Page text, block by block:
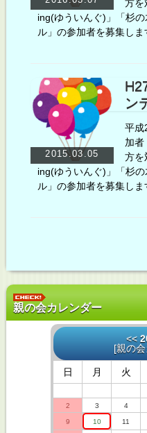
方を
ing(ゆういんぐ)」「杉
ル」の参加者を募集し
2015.03.05
ン
平成
加
方を
ing(ゆういんぐ)」「杉
ル」の参加者を募集し
親の会カレンダー
<<
[親の
日 月 火
2
3 4
9 10 11